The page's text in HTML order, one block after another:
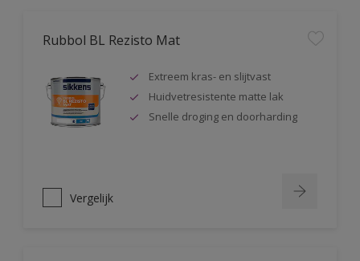
Rubbol BL Rezisto Mat
Extreem kras- en slijtvast
Huidvetresistente matte lak
Snelle droging en doorharding
Vergelijk